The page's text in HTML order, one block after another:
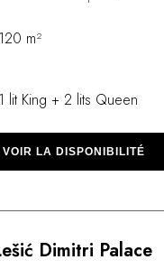
Dimitri Palace
120 m²
1 lit King + 2 lits Queen
VOIR LA DISPONIBILITÉ